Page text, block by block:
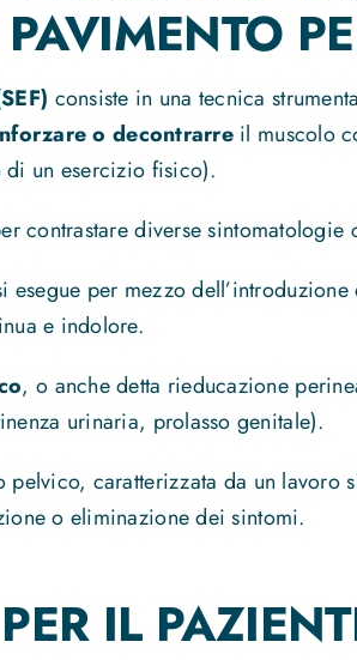
consiste in una tecnica
o decontrarreil muscolo
di un esercizio fisico).
contrastare diverse sintomatologie
esegue per mezzo dell’introduzione
e indolore.
, o anche detta rieducazione
urinaria, prolasso genitale).
caratterizzata da un
o eliminazione dei sintomi.
IL